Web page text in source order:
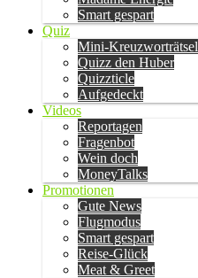
Smart gespart
Quiz
Mini-Kreuzworträtsel
Quizz den Huber
Quizzticle
Aufgedeckt
Videos
Reportagen
Fragenbot
Wein doch
MoneyTalks
Promotionen
Gute News
Flugmodus
Smart gespart
Reise-Glück
Meat & Greet